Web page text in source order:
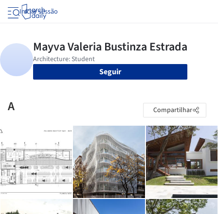
Iniciar sessão
Seguir
A Compartilhar